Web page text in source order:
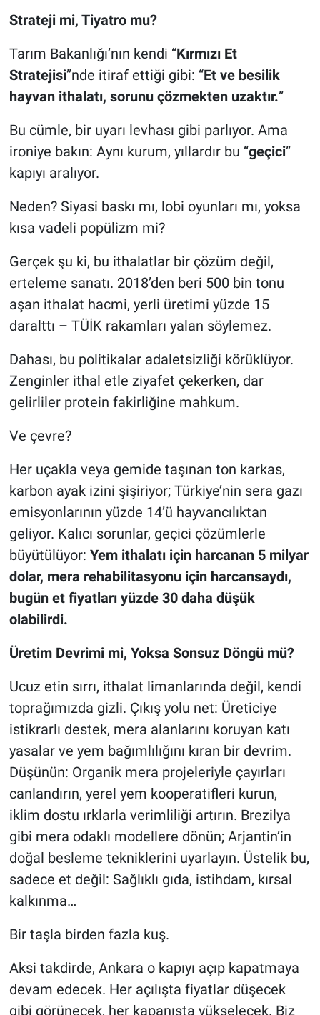
Strateji mi, Tiyatro mu?
Tarım Bakanlığı’nın kendi “Kırmızı Et
Stratejisi”nde itiraf ettiği gibi: “Et ve besilik
hayvan ithalatı, sorunu çözmekten uzaktır.”
Bu cümle, bir uyarı levhası gibi parlıyor. Ama
ironiye bakın: Aynı kurum, yıllardır bu “geçici”
kapıyı aralıyor.
Neden? Siyasi baskı mı, lobi oyunları mı, yoksa
kısa vadeli popülizm mi?
Gerçek şu ki, bu ithalatlar bir çözüm değil,
erteleme sanatı. 2018’den beri 500 bin tonu
aşan ithalat hacmi, yerli üretimi yüzde 15
daralttı – TÜİK rakamları yalan söylemez.
Dahası, bu politikalar adaletsizliği körüklüyor.
Zenginler ithal etle ziyafet çekerken, dar
gelirliler protein fakirliğine mahkum.
Ve çevre?
Her uçakla veya gemide taşınan ton karkas,
karbon ayak izini şişiriyor; Türkiye’nin sera gazı
emisyonlarının yüzde 14’ü hayvancılıktan
geliyor. Kalıcı sorunlar, geçici çözümlerle
büyütülüyor: Yem ithalatı için harcanan 5 milyar
dolar, mera rehabilitasyonu için harcansaydı,
bugün et fiyatları yüzde 30 daha düşük
olabilirdi.
Üretim Devrimi mi, Yoksa Sonsuz Döngü mü?
Ucuz etin sırrı, ithalat limanlarında değil, kendi
toprağımızda gizli. Çıkış yolu net: Üreticiye
istikrarlı destek, mera alanlarını koruyan katı
yasalar ve yem bağımlılığını kıran bir devrim.
Düşünün: Organik mera projeleriyle çayırları
canlandırın, yerel yem kooperatifleri kurun,
iklim dostu ırklarla verimliliği artırın. Brezilya
gibi mera odaklı modellere dönün; Arjantin’in
doğal besleme tekniklerini uyarlayın. Üstelik bu,
sadece et değil: Sağlıklı gıda, istihdam, kırsal
kalkınma…
Bir taşla birden fazla kuş.
Aksi takdirde, Ankara o kapıyı açıp kapatmaya
devam edecek. Her açılışta fiyatlar düşecek
gibi görünecek, her kapanışta yükselecek. Biz